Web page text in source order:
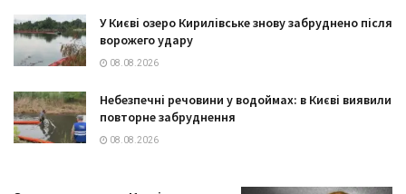
У Києві озеро Кирилівське знову забруднено після
ворожего удару
08.08.2026
Небезпечні речовини у водоймах: в Києві виявили
повторне забруднення
08.08.2026